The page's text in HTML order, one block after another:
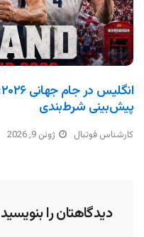
پیش‌بینی شرط‌بندی
کارشناس فوتبال ژوئن 9, 2026
دیدگاهتان را بنویسید